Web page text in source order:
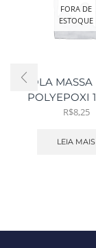
FORA DE
ESTOQUE
COLA MASSA
POLYEPOXI
R$8,25
LEIA MAIS